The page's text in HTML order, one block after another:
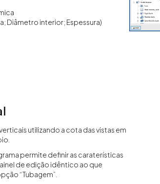
Diâmetro interior; Espessura)
utilizando a cota das vistas em
permite definir as caraterísticas
de edição idêntico ao que
“Tubagem”.